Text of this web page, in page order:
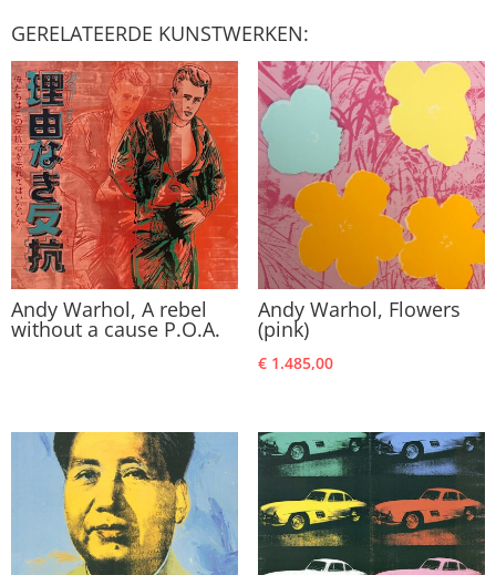
GERELATEERDE KUNSTWERKEN:
Andy Warhol, A rebel
without a cause P.O.A.
Andy Warhol, Flowers
(pink)
€1.485,00